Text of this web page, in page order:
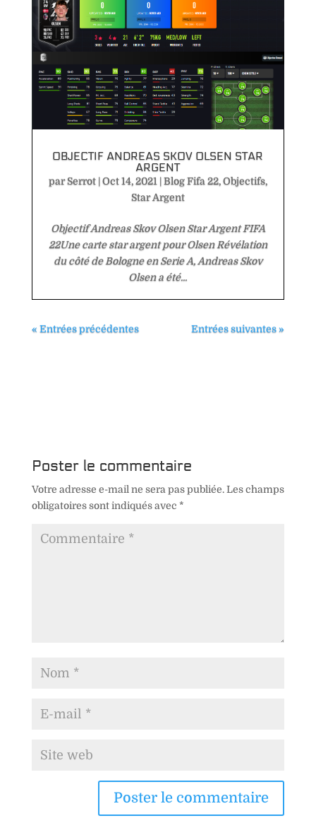
OBJECTIF ANDREAS SKOV OLSEN STAR
ARGENT
parSerrot|Oct 14, 2021|Blog Fifa 22,Objectifs,
Star Argent
Objectif Andreas Skov Olsen Star Argent FIFA
22Une carte star argent pour Olsen Révélation
du côté de Bologne en Serie A, Andreas Skov
Olsen a été...
« Entrées précédentes Entrées suivantes »
Poster le commentaire
Votre adresse e-mail ne sera pas publiée. Les champs
obligatoires sont indiqués avec *